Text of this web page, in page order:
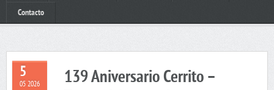
Contacto
5
05 2026
139 Aniversario Cerrito –